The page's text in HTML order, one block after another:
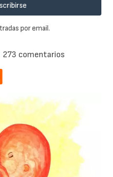
273 comentarios
por email.